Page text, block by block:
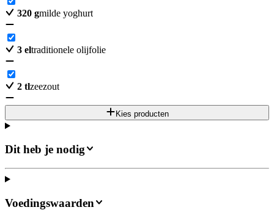
320 gmilde yoghurt
3 eltraditionele olijfolie
2 tlzeezout
Kies producten
Dit heb je nodig
Voedingswaarden